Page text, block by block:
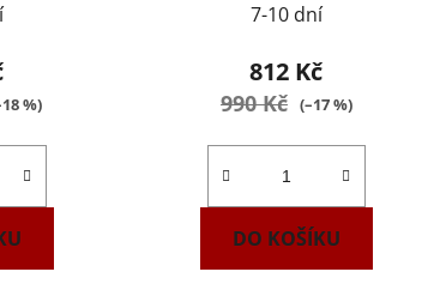
%)
7-10 dní
812 Kč
990 Kč (–17 %)
DO KOŠÍKU